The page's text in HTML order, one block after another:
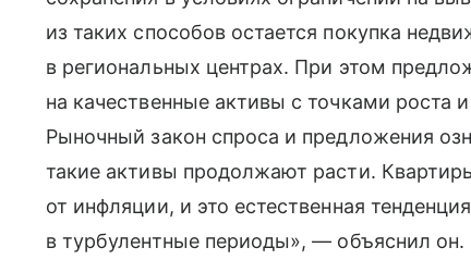
из таких способов остается покупка
в региональных центрах. При этом
на качественные активы с точками роста
Рыночный закон спроса и предложения
такие активы продолжают расти.
от инфляции, и это естественная
в турбулентные периоды», — объяснил он.